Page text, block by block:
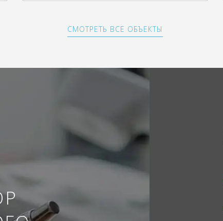
СМОТРЕТЬ ВСЕ ОБЪЕКТЫ